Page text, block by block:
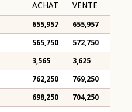
ACHAT VENTE
655,957 655,957
565,750 572,750
3,565 3,625
762,250 769,250
698,250 704,250